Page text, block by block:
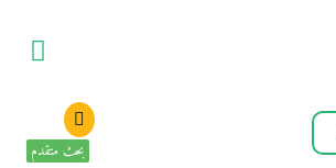
بحث متقدم